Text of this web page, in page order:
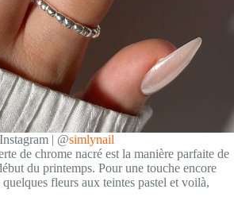
Instagram | @simlynail
de chrome nacré est la manière parfaite de
du printemps. Pour une touche encore
fleurs aux teintes pastel et voilà,